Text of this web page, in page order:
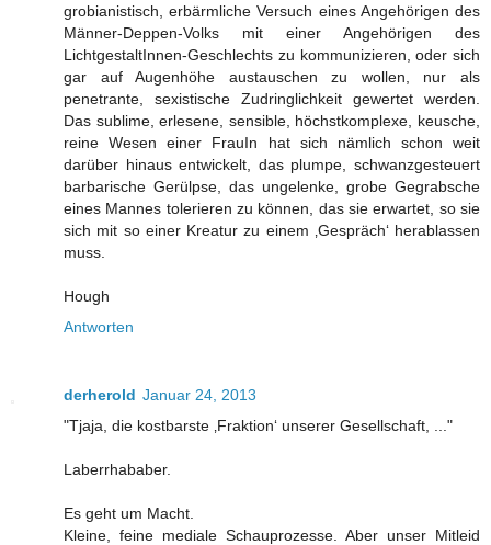
grobianistisch, erbärmliche Versuch eines Angehörigen des
Männer-Deppen-Volks mit einer Angehörigen des
LichtgestaltInnen-Geschlechts zu kommunizieren, oder sich
gar auf Augenhöhe austauschen zu wollen, nur als
penetrante, sexistische Zudringlichkeit gewertet werden.
Das sublime, erlesene, sensible, höchstkomplexe, keusche,
reine Wesen einer FrauIn hat sich nämlich schon weit
darüber hinaus entwickelt, das plumpe, schwanzgesteuert
barbarische Gerülpse, das ungelenke, grobe Gegrabsche
eines Mannes tolerieren zu können, das sie erwartet, so sie
sich mit so einer Kreatur zu einem ‚Gespräch‘ herablassen
muss.
Hough
Antworten
derherold Januar 24, 2013
"Tjaja, die kostbarste ‚Fraktion‘ unserer Gesellschaft, ..."
Laberrhababer.
Es geht um Macht.
Kleine, feine mediale Schauprozesse. Aber unser Mitleid